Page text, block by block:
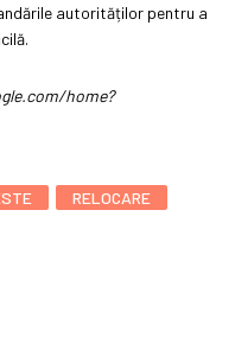
autorităților pentru a
home?
RELOCARE